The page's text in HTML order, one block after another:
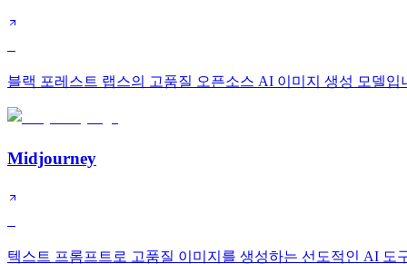
블랙 포레스트 랩스의 고품질 오픈소스 AI 이미지 생성 모델입
Midjourney
텍스트 프롬프트로 고품질 이미지를 생성하는 선도적인 AI 도